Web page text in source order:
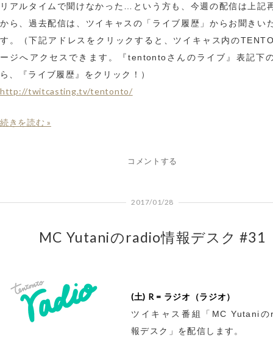
リアルタイムで聞けなかった…という方も、今週の配信は上記
から、過去配信は、ツイキャスの「ライブ履歴」からお聞きい
す。（下記アドレスをクリックすると、ツイキャス内の
ージへアクセスできます。『tentontoさんのライブ』表記下
ら、『ライブ履歴』をクリック！）
http://twitcasting.tv/tentonto/
続きを読む »
コメントする
2017/01/28
MC Yutaniのradio情報デスク #31
(土) R = ラジオ（ラジオ）
ツイキャス番組「MC Yutani
報デスク」を配信します。